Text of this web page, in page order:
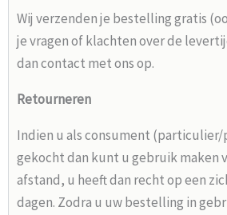
Wij verzenden je bestelling gratis
je vragen of klachten over de
dan contact met ons op.
Retourneren
Indien u als consument (particulier/
gekocht dan kunt u gebruik maken
afstand, u heeft dan recht op een
dagen. Zodra u uw bestelling in